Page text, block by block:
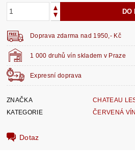
1 000 druhů vín skladem v Praze
Expresní doprava
Doprava zdarma nad 1950,- Kč
ZNAČKA
CHATEAU
KATEGORIE
ČERVENÁ
Dotaz